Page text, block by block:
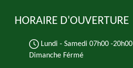
HORAIRE D'OUVERTURE
Lundi - Samedi 07h00 -20h00
Dimanche Férmé